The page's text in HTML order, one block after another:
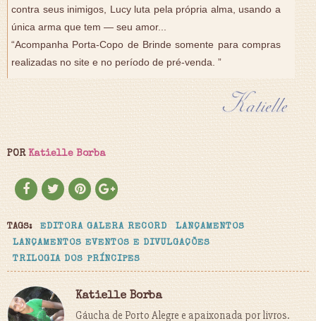
contra seus inimigos, Lucy luta pela própria alma, usando a
única arma que tem — seu amor...
“Acompanha Porta-Copo de Brinde somente para compras
realizadas no site e no período de pré-venda. ”
POR Katielle Borba
TAGS: EDITORA GALERA RECORD
LANÇAMENTOS
LANÇAMENTOS EVENTOS E DIVULGAÇÕES
TRILOGIA DOS PRÍNCIPES
Katielle Borba
Gáucha de Porto Alegre e apaixonada por livros.